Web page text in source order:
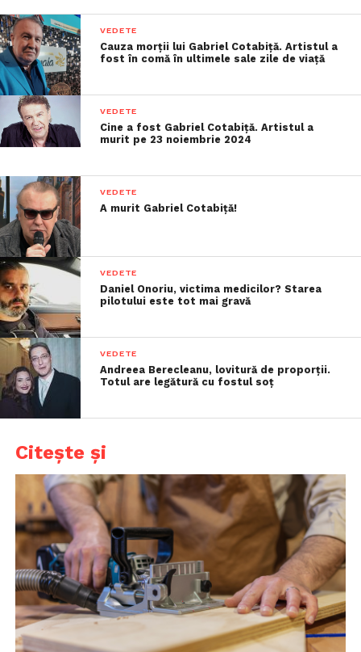
VEDETE
Cauza morții lui Gabriel Cotabiță. Artistul a
fost în comă în ultimele sale zile de viață
VEDETE
Cine a fost Gabriel Cotabiță. Artistul a
murit pe 23 noiembrie 2024
VEDETE
A murit Gabriel Cotabiță!
VEDETE
Daniel Onoriu, victima medicilor? Starea
pilotului este tot mai gravă
VEDETE
Andreea Berecleanu, lovitură de proporții.
Totul are legătură cu fostul soț
Citește și